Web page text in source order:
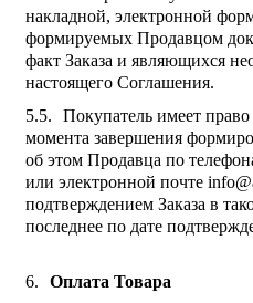
накладной, электронной
формируемых Продавцом
факт Заказа и являющихся
настоящего Соглашения.
Покупатель имеет право
момента завершения
об этом Продавца по
или электронной почте
подтверждением Заказа в
последнее по дате
Оплата Товара